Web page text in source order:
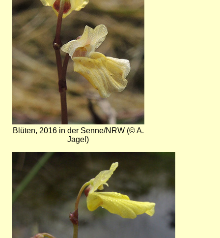
Blüten, 2016 in der Senne/NRW (© A.
Jagel)